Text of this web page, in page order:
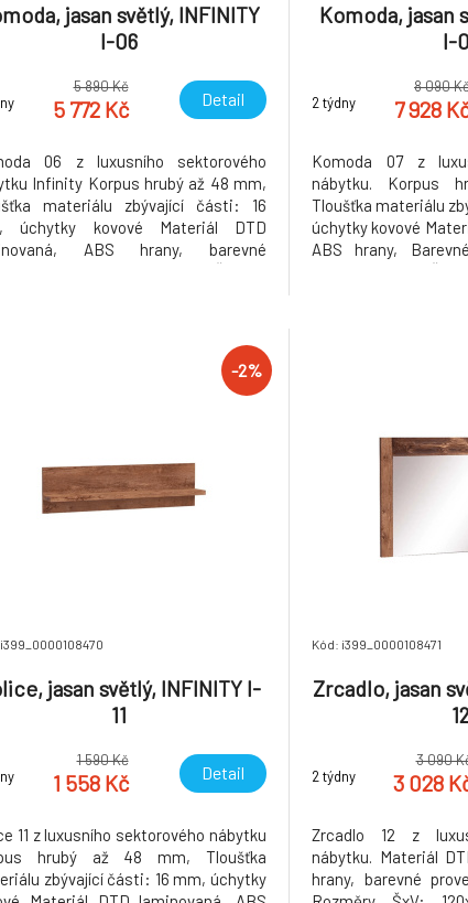
jasan světlý, INFINITY
I-06
5 890 Kč
5 772 Kč Detail
06 z luxusního sektorového
Infinity Korpus hrubý až 48 mm,
materiálu zbývající části: 16
úchytky kovové Materiál DTD
ABS hrany, barevné
Komoda, jasan
I-
2 týdny
8 090
7 928
Komoda 07 z
nábytku. Korpus
Tloušťka materiálu
úchytky kovové
ABS hrany,
-2%
jasan světlý, INFINITY I-
11
1 590 Kč
1 558 Kč Detail
11 z luxusního sektorového nábytku
hrubý až 48 mm, Tloušťka
zbývající části: 16 mm, úchytky
Kód: i399_0000108471
Zrcadlo, jasan
2 týdny
3 090
3 028
Zrcadlo 12 z
nábytku. Materiál
hrany, barevné